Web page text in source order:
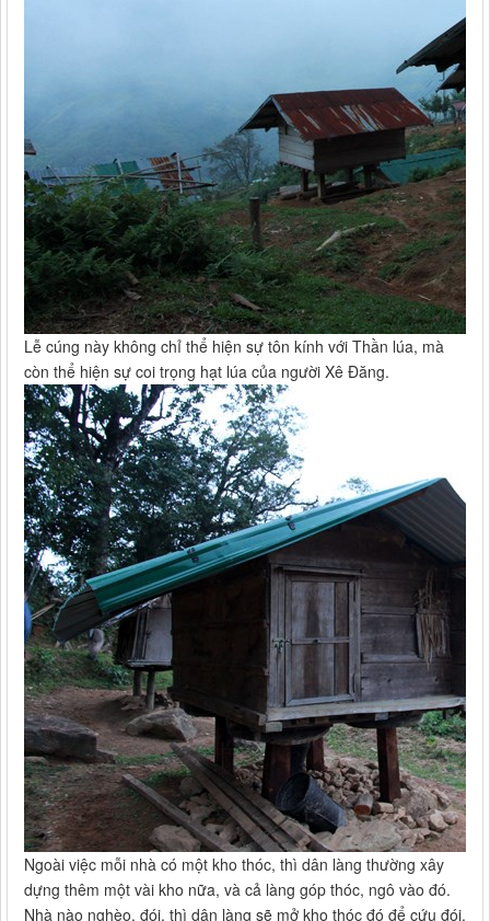
Lễ cúng này không chỉ thể hiện sự tôn kính với Thần lúa, mà
còn thể hiện sự coi trọng hạt lúa của người Xê Đăng.
Ngoài việc mỗi nhà có một kho thóc, thì dân làng thường xây
dựng thêm một vài kho nữa, và cả làng góp thóc, ngô vào đó.
Nhà nào nghèo, đói, thì dân làng sẽ mở kho thóc đó để cứu đói.